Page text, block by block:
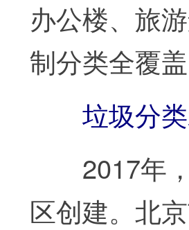
办公楼、旅
制分类全覆盖
垃圾分类
2017年，
区创建。北